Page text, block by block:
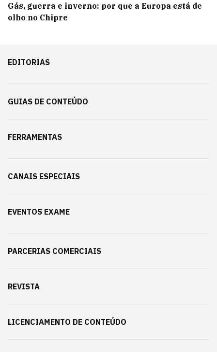
Gás, guerra e inverno: por que a Europa está de
olho no Chipre
EDITORIAS
GUIAS DE CONTEÚDO
FERRAMENTAS
CANAIS ESPECIAIS
EVENTOS EXAME
PARCERIAS COMERCIAIS
REVISTA
LICENCIAMENTO DE CONTEÚDO